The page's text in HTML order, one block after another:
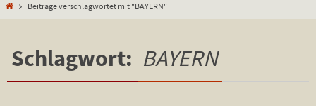
StartBeiträge verschlagwortet mit "BAYERN"
Schlagwort: BAYERN